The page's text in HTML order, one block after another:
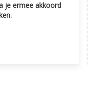
je ermee akkoord